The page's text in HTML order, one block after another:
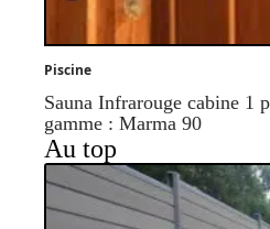
Piscine
Sauna Infrarouge cabine 1
gamme : Marma 90
Au top